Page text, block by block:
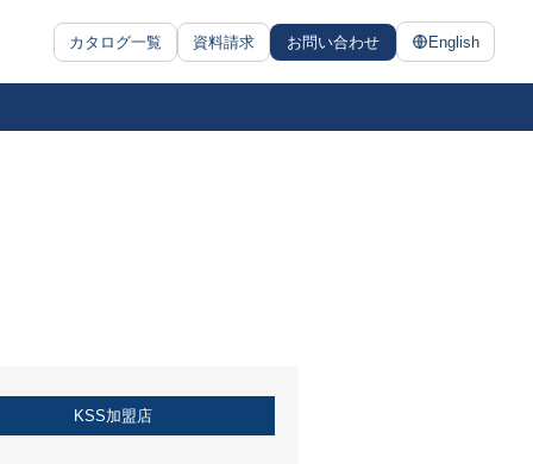
カタログ一覧 資料請求 お問い合わせ English
KSS加盟店